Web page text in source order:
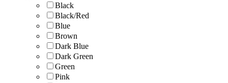
Black
Black/Red
Blue
Brown
Dark Blue
Dark Green
Green
Pink